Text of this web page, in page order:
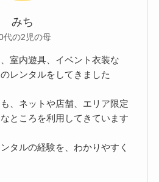
みち
代の2児の母
室内遊具、イベント衣装な
レンタルをしてきました
、ネットや店舗、エリア限定
ところを利用してきています
タルの経験を、わかりやすく